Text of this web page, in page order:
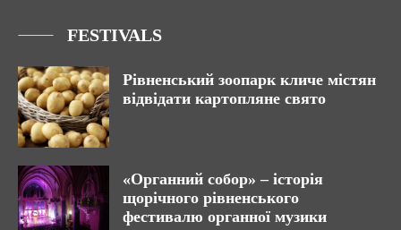
FESTIVALS
Рівненський зоопарк кличе містян
відвідати картопляне свято
«Органний собор» – історія
щорічного рівненського
фестивалю органної музики